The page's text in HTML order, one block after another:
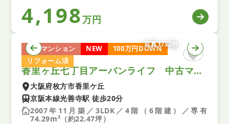
4,198万円
中古マンション NEW
100万円DOWN
リフォーム済
写真1/32枚
香里ヶ丘七丁目アーバンライフ 中古マンション
大阪府枚方市香里ケ丘
京阪本線光善寺駅 徒歩20分
2007年11月築／3LDK／4階（6階建）／専有
74.29m²（約22.47坪）